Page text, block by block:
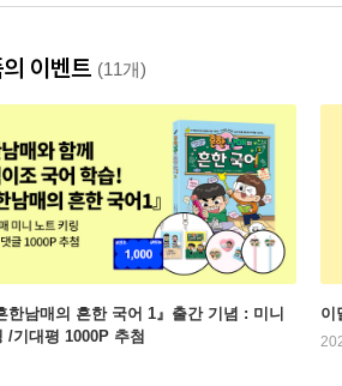
이벤트 (11개)
한남매의 흔한 국어 1』출간 기념 : 미니
/기대평 1000P 추첨
이